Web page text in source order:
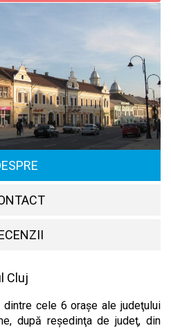
Cluj
dintre cele 6 oraşe ale judeţului
după reşedinţa de judeţ, din